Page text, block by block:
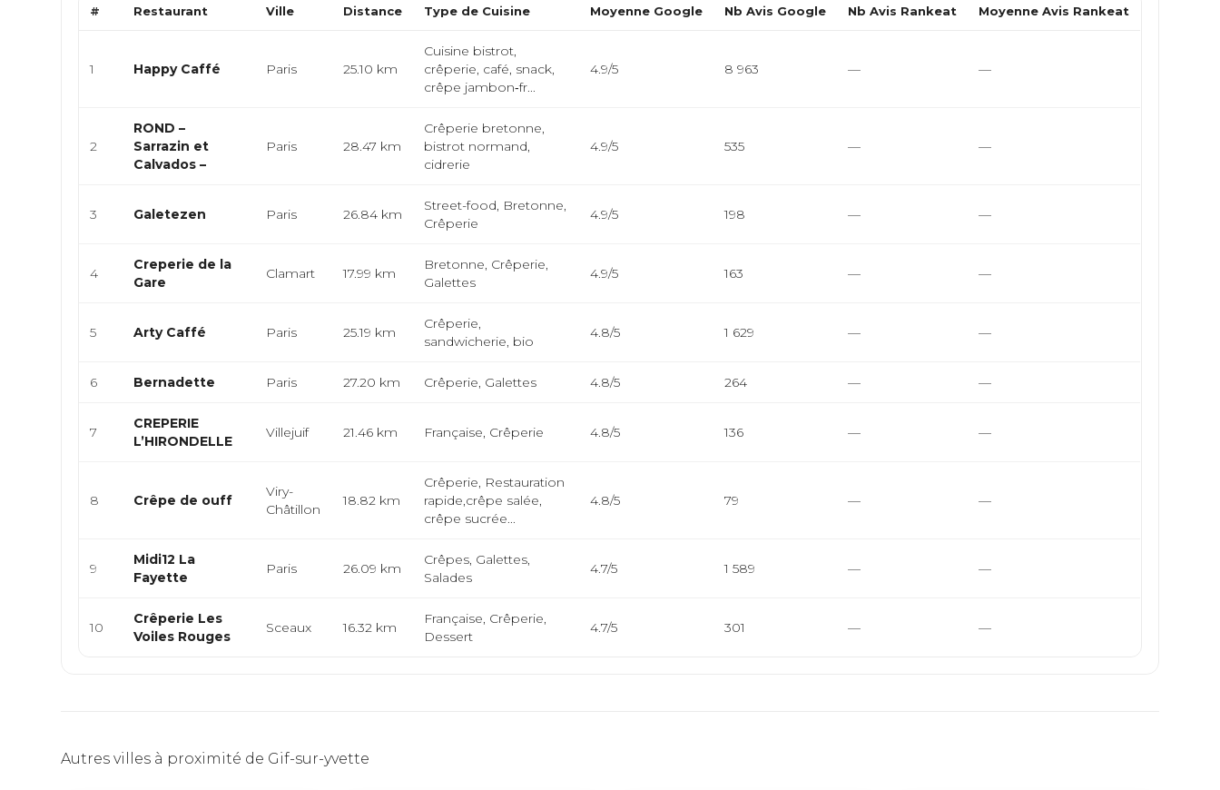
# Restaurant Ville Distance Type de Cuisine Moyenne Google Nb Avis Google Nb Avis Rankeat Moyenne Avis Rankeat
1 Happy Caffé Paris 25.10 km
Cuisine bistrot,
crêperie, café, snack,
crêpe jambon‑fr...
4.9/5 8 963 — —
2
ROND –
Sarrazin et
Calvados –
Paris 28.47 km
Crêperie bretonne,
bistrot normand,
cidrerie
4.9/5 535 — —
3 Galetezen Paris 26.84 km
Street-food, Bretonne,
Crêperie
4.9/5 198 — —
4
Creperie de la
Gare
Clamart 17.99 km
Bretonne, Crêperie,
Galettes
4.9/5 163 — —
5 Arty Caffé Paris 25.19 km
Crêperie,
sandwicherie, bio
4.8/5 1 629 — —
6 Bernadette Paris 27.20 km Crêperie, Galettes 4.8/5 264 — —
7
CREPERIE
L’HIRONDELLE
Villejuif 21.46 km Française, Crêperie 4.8/5 136 — —
8 Crêpe de ouff
Viry-
Châtillon
18.82 km
Crêperie, Restauration
rapide,crêpe salée,
crêpe sucrée...
4.8/5 79 — —
9
Midi12 La
Fayette
Paris 26.09 km
Crêpes, Galettes,
Salades
4.7/5 1 589 — —
10
Crêperie Les
Voiles Rouges
Sceaux 16.32 km
Française, Crêperie,
Dessert
4.7/5 301 — —
Autres villes à proximité de Gif-sur-yvette